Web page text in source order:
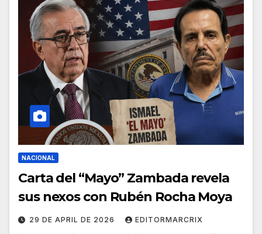
NACIONAL
Carta del “Mayo” Zambada revela
sus nexos con Rubén Rocha Moya
29 DE APRIL DE 2026 EDITORMARCRIX